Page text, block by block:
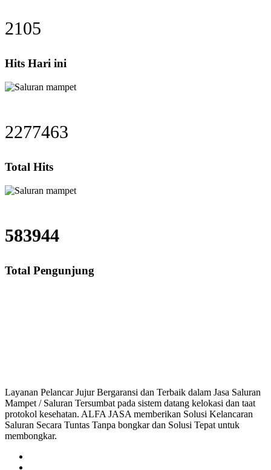
2105
Hits Hari ini
2277463
Total Hits
583944
Total Pengunjung
Layanan Pelancar Jujur Bergaransi dan Terbaik dalam Jasa Saluran
Mampet / Saluran Tersumbat pada sistem datang kelokasi dan taat
protokol kesehatan. ALFA JASA memberikan Solusi Kelancaran
Saluran Secara Tuntas Tanpa bongkar dan Solusi Tepat untuk
membongkar.